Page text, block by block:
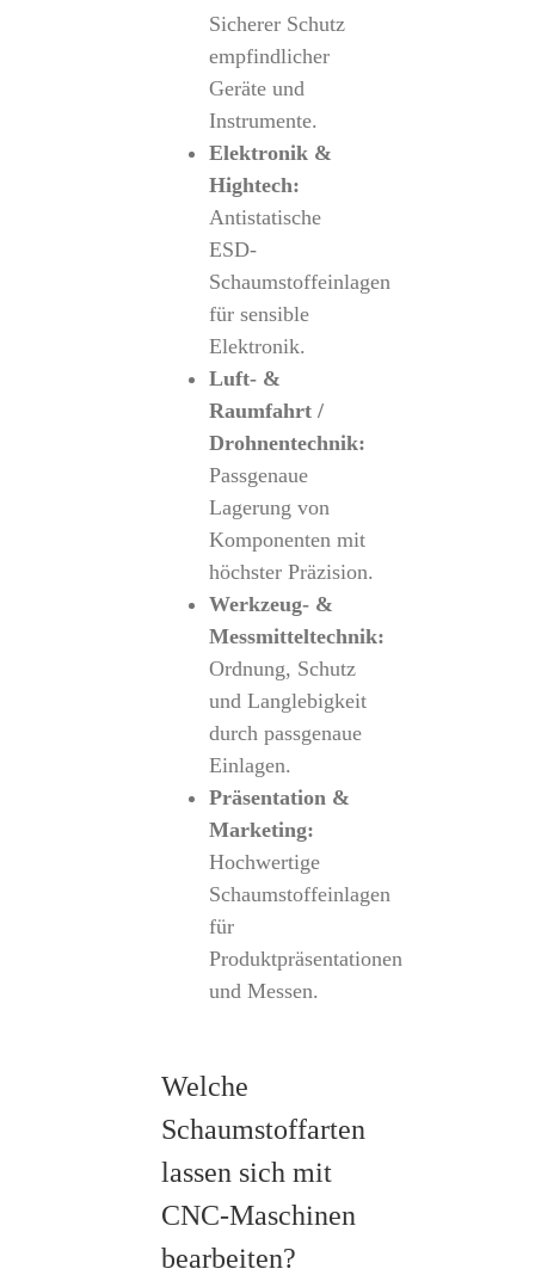
Sicherer Schutz
empfindlicher
Geräte und
Instrumente.
Elektronik &
Hightech:
Antistatische
ESD-
Schaumstoffeinlagen
für sensible
Elektronik.
Luft- &
Raumfahrt /
Drohnentechnik:
Passgenaue
Lagerung von
Komponenten mit
höchster Präzision.
Werkzeug- &
Messmitteltechnik:
Ordnung, Schutz
und Langlebigkeit
durch passgenaue
Einlagen.
Präsentation &
Marketing:
Hochwertige
Schaumstoffeinlagen
für
Produktpräsentationen
und Messen.
Welche
Schaumstoffarten
lassen sich mit
CNC-Maschinen
bearbeiten?